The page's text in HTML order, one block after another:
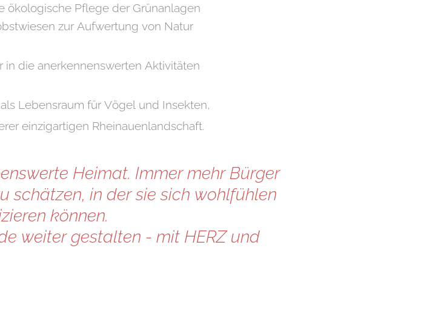
ökologische Pflege der Grünanlagen
zur Aufwertung von Natur
die anerkennenswerten Aktivitäten
Lebensraum für Vögel und Insekten,
einzigartigen Rheinauenlandschaft.
Heimat. Immer mehr Bürger
schätzen, in der sie sich wohlfühlen
können.
weiter gestalten - mit HERZ und